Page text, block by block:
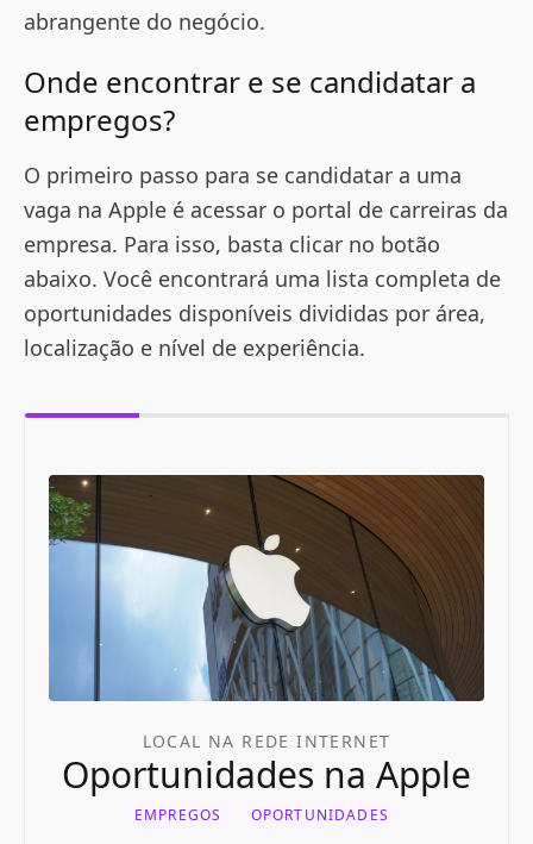
abrangente do negócio.
Onde encontrar e se candidatar a
empregos?
O primeiro passo para se candidatar a uma
vaga na Apple é acessar o portal de carreiras da
empresa. Para isso, basta clicar no botão
abaixo. Você encontrará uma lista completa de
oportunidades disponíveis divididas por área,
localização e nível de experiência.
LOCAL NA REDE INTERNET
Oportunidades na Apple
EMPREGOS OPORTUNIDADES